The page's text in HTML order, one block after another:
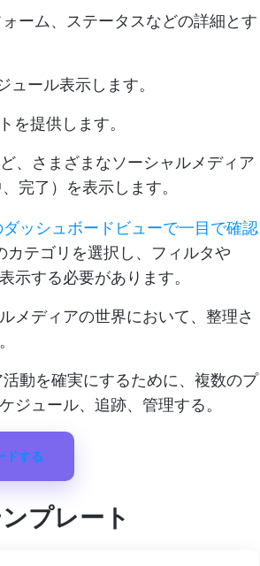
ーム、ステータスなどの詳細とす
ール表示します。
を提供します。
さまざまなソーシャルメディア
完了）を表示します。
ダッシュボードビューで一目で確認
テゴリを選択し、フィルタや
示する必要があります。
メディアの世界において、整理さ
動を確実にするために、複数のプ
ジュール、追跡、管理する。
ドする
プレート